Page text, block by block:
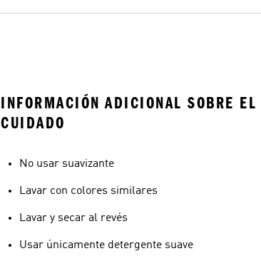
INFORMACIÓN ADICIONAL SOBRE EL
CUIDADO
No usar suavizante
Lavar con colores similares
Lavar y secar al revés
Usar únicamente detergente suave